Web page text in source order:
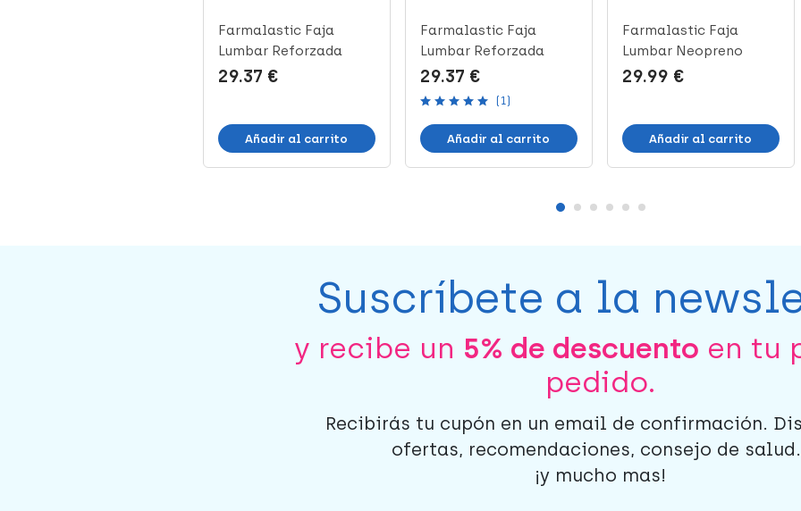
Farmalastic Faja
Lumbar Reforzada
Talla 1, 1 Ud
29.37 €
Añadir al carrito
Farmalastic Faja
Lumbar Reforzada
Talla 2, 1 Ud
29.37 €
(1)
Añadir al carrito
Farmalastic Faja
Lumbar Neopreno
Talla 1, 1 Ud
29.99 €
Añadir al carrito
Suscríbete a la
y recibe un 5% de descuento en tu
pedido.
Recibirás tu cupón en un email de confirmación.
ofertas, recomendaciones, consejo de
¡y mucho mas!